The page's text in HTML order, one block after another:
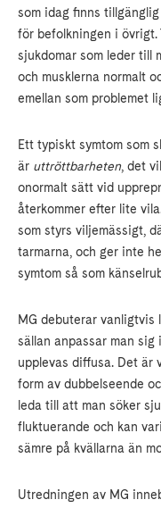
som idag finns
för befolkningen i
sjukdomar som leder till
och musklerna normalt
emellan som problemet
Ett typiskt symtom som
är uttröttbarheten, det
onormalt sätt vid
återkommer efter lite
som styrs viljemässigt,
tarmarna, och ger inte
symtom så som
MG debuterar vanligtvis
sällan anpassar man
upplevas diffusa. Det är
form av dubbelseende
leda till att man söker
fluktuerande och kan
sämre på kvällarna än
Utredningen av MG